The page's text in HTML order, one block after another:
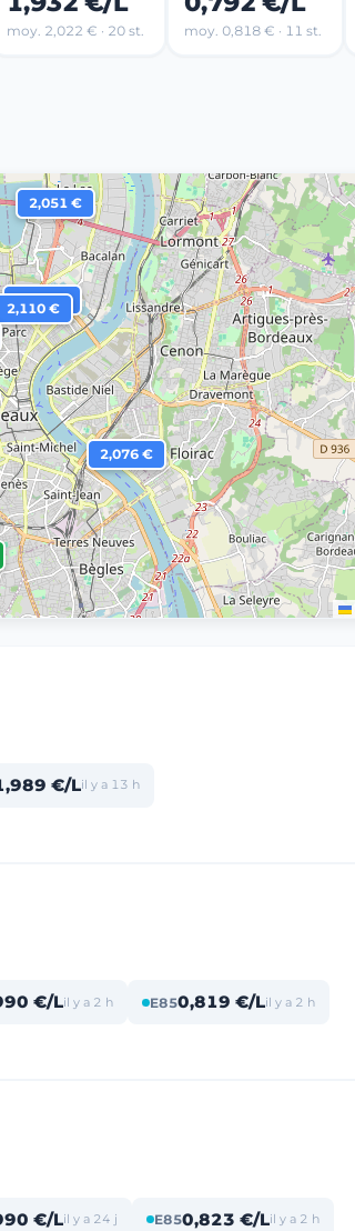
moy. 2,022 € · 20 st. moy. 0,818 € · 11 st.
2,110 €
2,191 €
2,051 €
2,076 €
€/Lil y a 13 h
€/Lil y a 2 h E850,819 €/Lil y a 2 h
€/Lil y a 24 j E850,823 €/Lil y a 2 h